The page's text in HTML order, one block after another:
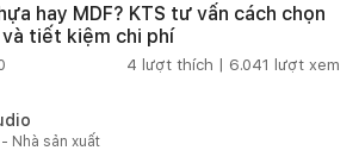
hay MDF? KTS tư vấn cách chọn
tiết kiệm chi phí
4 lượt thích | 6.041 lượt xem
Nhà sản xuất